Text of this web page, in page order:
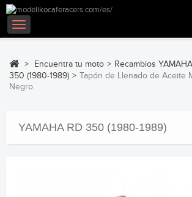
Navegación
Toggle
> Encuentra tu moto > Recambios YAMAHA
350 (1980-1989) > Tapón de Llenado de Aceite
Negro
YAMAHA RD 350 (1980-1989)